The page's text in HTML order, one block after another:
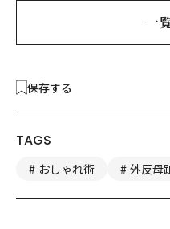
一
保存する
TAGS
おしゃれ術 外反母